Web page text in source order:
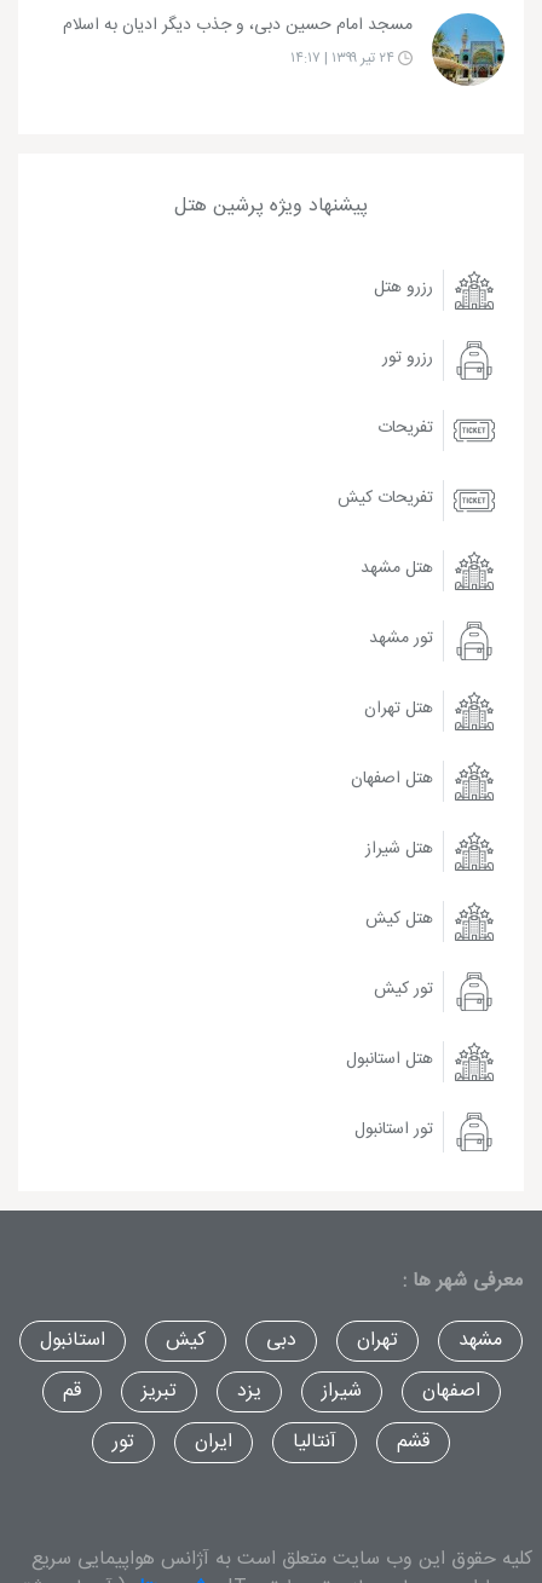
مسجد امام حسین دبی، و جذب دیگر ادیان به اسلام
پیشنهاد ویژه پرشین هتل
رزرو هتل
رزرو تور
تفریحات
تفریحات کیش
هتل مشهد
تور مشهد
هتل تهران
هتل اصفهان
هتل شیراز
هتل کیش
تور کیش
هتل استانبول
تور استانبول
معرفی شهر ها :
مشهد
تهران دبی کیش
استانبول
اصفهان
شیراز یزد تبریز
قم
قشم
آنتالیا ایران تور
کلیه حقوق این وب سایت متعلق است به آژانس هواپیمایی سریع